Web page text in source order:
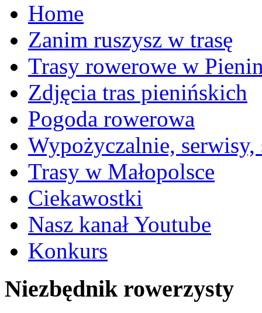
Home
Zanim ruszysz w trasę
Trasy rowerowe w
Zdjęcia tras pienińskich
Pogoda rowerowa
Wypożyczalnie, serwisy,
Trasy w Małopolsce
Ciekawostki
Nasz kanał Youtube
Konkurs
Niezbędnik rowerzysty